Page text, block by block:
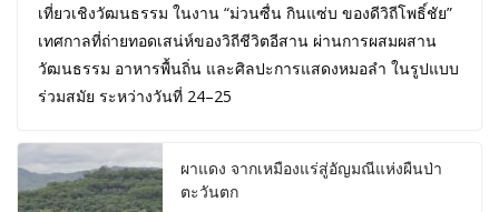
เที่ยวเชิงวัฒนธรรม ในงาน “ม่วนซื่น กินแซ่บ ของดีวิถีโพธิ์ชัย”
เทศกาลที่ถ่ายทอดเสน่ห์ของวิถีชีวิตอีสาน ผ่านการผสมผสาน
วัฒนธรรม อาหารพื้นถิ่น และศิลปะการแสดงหมอลำ ในรูปแบบ
ร่วมสมัย ระหว่างวันที่ 24–25
ผาแดง จากเหมืองแร่สู่อัญมณีแห่งผืนป่า
ตะวันตก